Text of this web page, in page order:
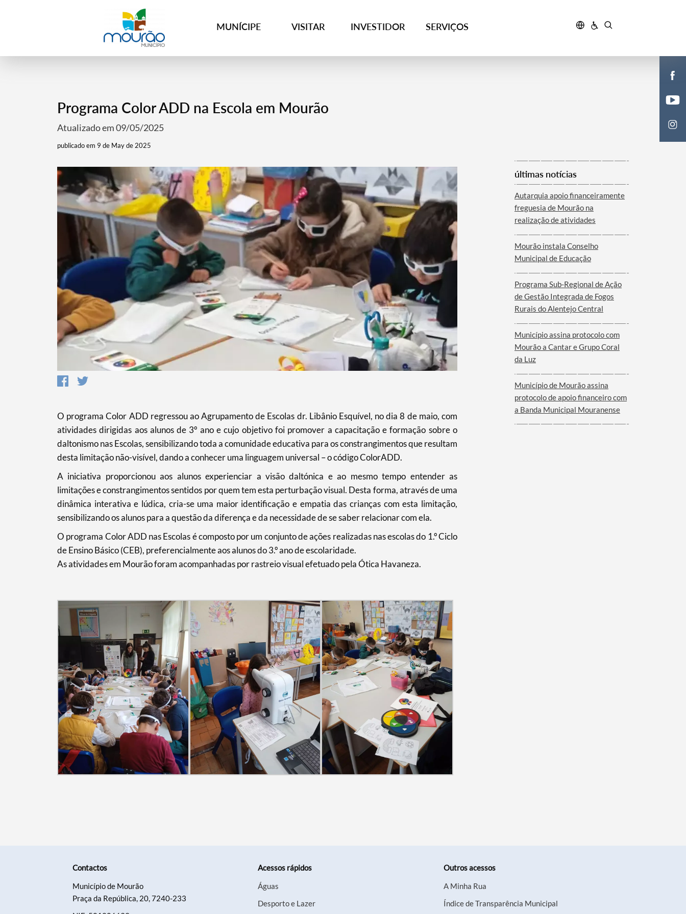
MUNÍCIPE VISITAR INVESTIDOR SERVIÇOS
Termo de Pesquisa
Categorias gerais
Filtros
Programa Color ADD na Escola em Mourão
Atualizado em 09/05/2025
publicado em 9 de May de 2025
O programa Color ADD regressou ao Agrupamento de Escolas dr. Libânio Esquível, no dia 8 de maio, com
atividades dirigidas aos alunos de 3º ano e cujo objetivo foi promover a capacitação e formação sobre o
daltonismo nas Escolas, sensibilizando toda a comunidade educativa para os constrangimentos que resultam
desta limitação não-visível, dando a conhecer uma linguagem universal – o código ColorADD.
A iniciativa proporcionou aos alunos experienciar a visão daltónica e ao mesmo tempo entender as
limitações e constrangimentos sentidos por quem tem esta perturbação visual. Desta forma, através de uma
dinâmica interativa e lúdica, cria-se uma maior identificação e empatia das crianças com esta limitação,
sensibilizando os alunos para a questão da diferença e da necessidade de se saber relacionar com ela.
O programa Color ADD nas Escolas é composto por um conjunto de ações realizadas nas escolas do 1.º Ciclo
de Ensino Básico (CEB), preferencialmente aos alunos do 3.º ano de escolaridade.
As atividades em Mourão foram acompanhadas por rastreio visual efetuado pela Ótica Havaneza.
últimas notícias
Autarquia apoio financeiramente
freguesia de Mourão na
realização de atividades
Mourão instala Conselho
Municipal de Educação
Programa Sub-Regional de Ação
de Gestão Integrada de Fogos
Rurais do Alentejo Central
Município assina protocolo com
Mourão a Cantar e Grupo Coral
da Luz
Município de Mourão assina
protocolo de apoio financeiro com
a Banda Municipal Mouranense
Contactos
Município de Mourão
Praça da República, 20, 7240-233
Acessos rápidos
Águas
Desporto e Lazer
Outros acessos
A Minha Rua
Índice de Transparência Municipal